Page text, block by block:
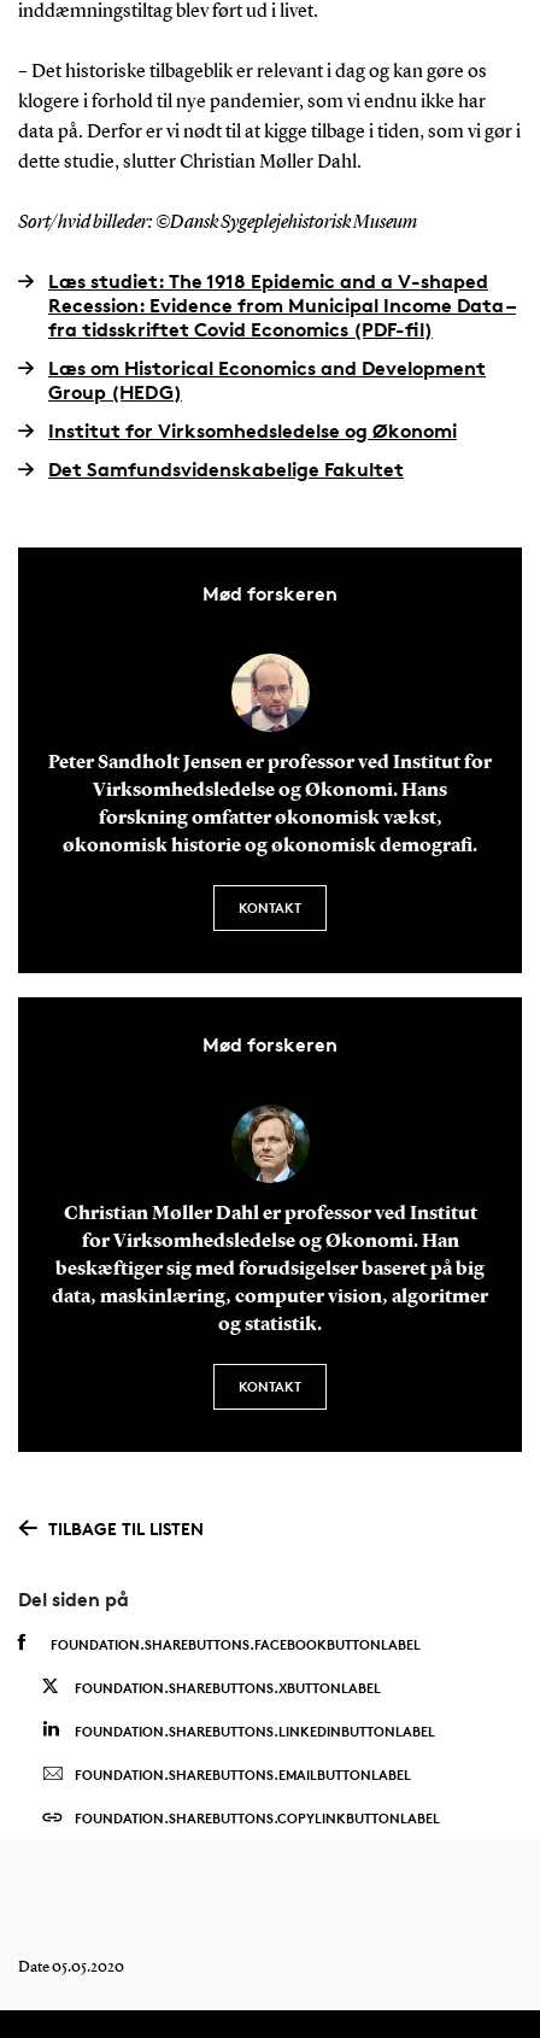
inddæmningstiltag blev ført ud i livet.
– Det historiske tilbageblik er relevant i dag og kan gøre os
klogere i forhold til nye pandemier, som vi endnu ikke har
data på. Derfor er vi nødt til at kigge tilbage i tiden, som vi gør i
dette studie, slutter Christian Møller Dahl.
Sort/hvid billeder: ©Dansk Sygeplejehistorisk Museum
Læs studiet: The 1918 Epidemic and a V-shaped
Recession: Evidence from Municipal Income Data –
fra tidsskriftet Covid Economics (PDF-fil)
Læs om Historical Economics and Development
Group (HEDG)
Institut for Virksomhedsledelse og Økonomi
Det Samfundsvidenskabelige Fakultet
Mød forskeren
Peter Sandholt Jensen er professor ved Institut for
Virksomhedsledelse og Økonomi. Hans
forskning omfatter økonomisk vækst,
økonomisk historie og økonomisk demografi.
KONTAKT
Mød forskeren
Christian Møller Dahl er professor ved Institut
for Virksomhedsledelse og Økonomi. Han
beskæftiger sig med forudsigelser baseret på big
data, maskinlæring, computer vision, algoritmer
og statistik.
KONTAKT
TILBAGE TIL LISTEN
Del siden på
FOUNDATION.SHAREBUTTONS.FACEBOOKBUTTONLABEL
FOUNDATION.SHAREBUTTONS.XBUTTONLABEL
FOUNDATION.SHAREBUTTONS.LINKEDINBUTTONLABEL
FOUNDATION.SHAREBUTTONS.EMAILBUTTONLABEL
FOUNDATION.SHAREBUTTONS.COPYLINKBUTTONLABEL
Date 05.05.2020